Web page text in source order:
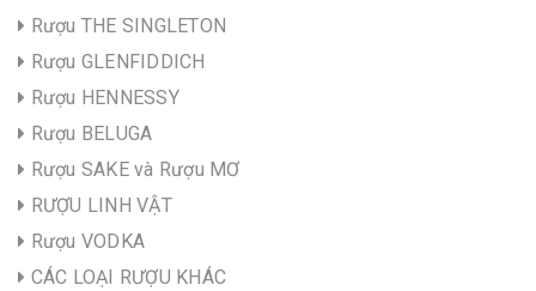
Rượu THE SINGLETON
Rượu GLENFIDDICH
Rượu HENNESSY
Rượu BELUGA
Rượu SAKE và Rượu MƠ
RƯỢU LINH VẬT
Rượu VODKA
CÁC LOẠI RƯỢU KHÁC